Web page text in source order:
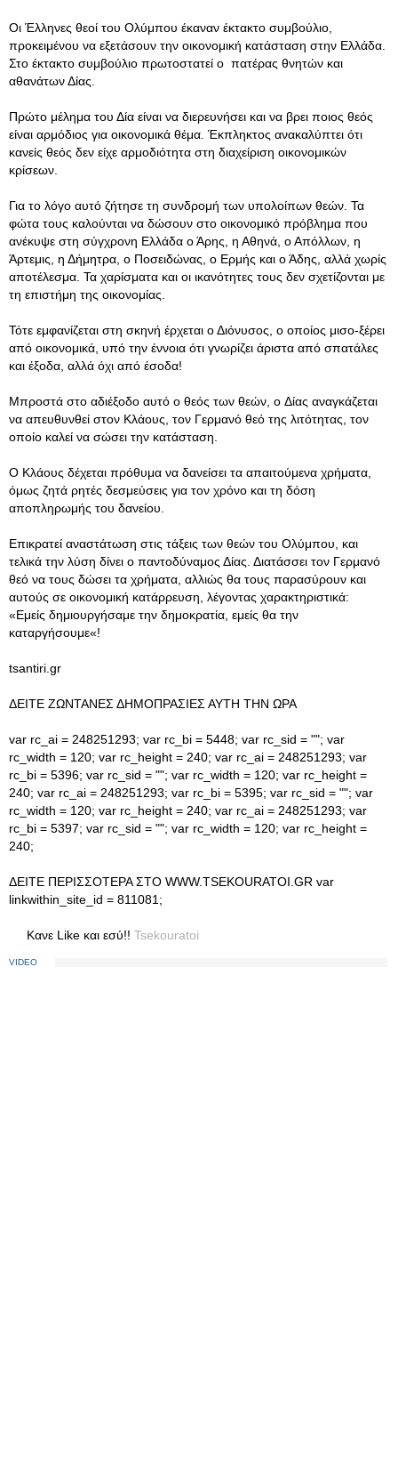
Οι Έλληνες θεοί του Ολύμπου έκαναν έκτακτο συμβούλιο,
προκειμένου να εξετάσουν την οικονομική κατάσταση στην Ελλάδα.
Στο έκτακτο συμβούλιο πρωτοστατεί ο πατέρας θνητών και
αθανάτων Δίας.
Πρώτο μέλημα του Δία είναι να διερευνήσει και να βρει ποιος θεός
είναι αρμόδιος για οικονομικά θέμα. Έκπληκτος ανακαλύπτει ότι
κανείς θεός δεν είχε αρμοδιότητα στη διαχείριση οικονομικών
κρίσεων.
Για το λόγο αυτό ζήτησε τη συνδρομή των υπολοίπων θεών. Τα
φώτα τους καλούνται να δώσουν στο οικονομικό πρόβλημα που
ανέκυψε στη σύγχρονη Ελλάδα ο Άρης, η Αθηνά, ο Απόλλων, η
Άρτεμις, η Δήμητρα, ο Ποσειδώνας, ο Ερμής και ο Άδης, αλλά χωρίς
αποτέλεσμα. Τα χαρίσματα και οι ικανότητες τους δεν σχετίζονται με
τη επιστήμη της οικονομίας.
Τότε εμφανίζεται στη σκηνή έρχεται ο Διόνυσος, ο οποίος μισο-ξέρει
από οικονομικά, υπό την έννοια ότι γνωρίζει άριστα από σπατάλες
και έξοδα, αλλά όχι από έσοδα!
Μπροστά στο αδιέξοδο αυτό ο θεός των θεών, o Δίας αναγκάζεται
να απευθυνθεί στον Κλάους, τον Γερμανό θεό της λιτότητας, τον
οποίο καλεί να σώσει την κατάσταση.
Ο Κλάους δέχεται πρόθυμα να δανείσει τα απαιτούμενα χρήματα,
όμως ζητά ρητές δεσμεύσεις για τον χρόνο και τη δόση
αποπληρωμής του δανείου.
Επικρατεί αναστάτωση στις τάξεις των θεών του Ολύμπου, και
τελικά την λύση δίνει ο παντοδύναμος Δίας. Διατάσσει τον Γερμανό
θεό να τους δώσει τα χρήματα, αλλιώς θα τους παρασύρουν και
αυτούς σε οικονομική κατάρρευση, λέγοντας χαρακτηριστικά:
«Εμείς δημιουργήσαμε την δημοκρατία, εμείς θα την
καταργήσουμε«!
tsantiri.gr
ΔΕΙΤΕ ΖΩΝΤΑΝΕΣ ΔΗΜΟΠΡΑΣΙΕΣ ΑΥΤΗ ΤΗΝ ΩΡΑ
var rc_ai = 248251293; var rc_bi = 5448; var rc_sid = ""; var
rc_width = 120; var rc_height = 240; var rc_ai = 248251293; var
rc_bi = 5396; var rc_sid = ""; var rc_width = 120; var rc_height =
240; var rc_ai = 248251293; var rc_bi = 5395; var rc_sid = ""; var
rc_width = 120; var rc_height = 240; var rc_ai = 248251293; var
rc_bi = 5397; var rc_sid = ""; var rc_width = 120; var rc_height =
240;
ΔΕΙΤΕ ΠΕΡΙΣΣΟΤΕΡΑ ΣΤΟ WWW.TSEKOURATOI.GR var
linkwithin_site_id = 811081;
Κανε Like και εσύ!! Tsekouratoi
VIDEO